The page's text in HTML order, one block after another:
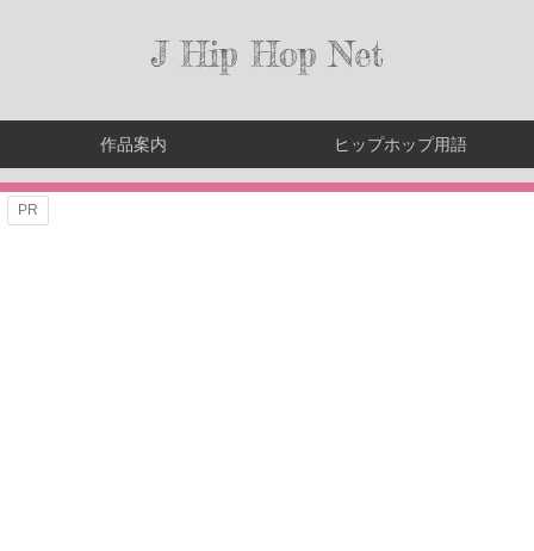
J Hip Hop Net
作品案内 ヒップホップ用語
PR